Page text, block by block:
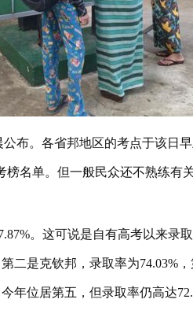
布。各省邦地区的考点于该日
名单。但一般民众还不熟练有
。这可说是自有高考以来录
二是克钦邦，录取率为74.03%
年位居第五，但录取率仍高达